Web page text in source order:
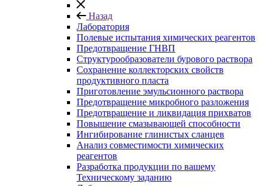
Назад
Лаборатория
Полевые испытания химических реагентов
Предотвращение ГНВП
Структурообразователи бурового раствора
Сохранение коллекторских свойств
продуктивного пласта
Приготовление эмульсионного раствора
Предотвращение микробного разложения
Предотвращение и ликвидация прихватов
Повышение смазывающей способности
Ингибирование глинистых сланцев
Анализ совместимости химических
реагентов
Разработка продукции по вашему
Техническому заданию